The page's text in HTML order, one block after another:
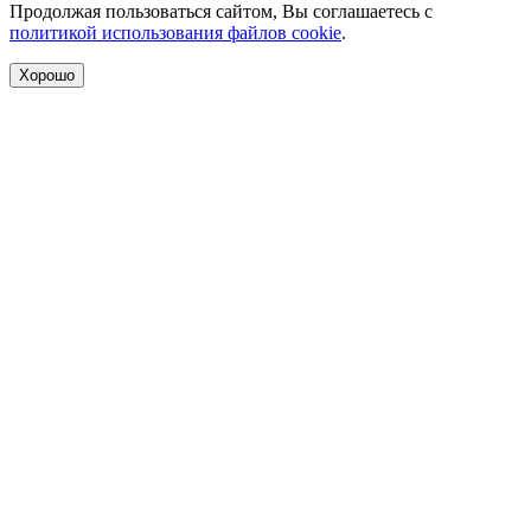
Продолжая пользоваться сайтом, Вы соглашаетесь с
политикой использования файлов cookie.
Хорошо